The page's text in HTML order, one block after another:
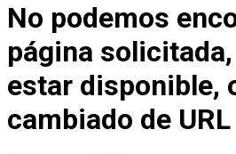
No podemos
página
estar disponible,
cambiado de URL